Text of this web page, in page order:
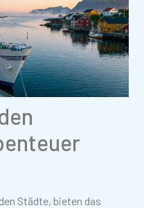
Städte, bieten das